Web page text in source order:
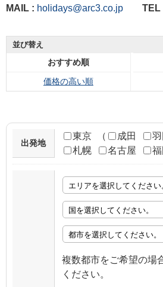
MAIL : holidays@arc3.co.jp TEL :
並び替え
おすすめ順
価格の高い順
出発地
東京 （ 成田 羽
札幌
名古屋 福
複数都市をご希望の場
ください。